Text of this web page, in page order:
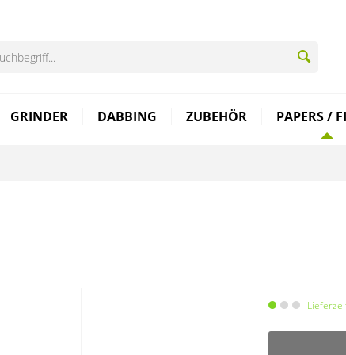
GRINDER DABBING ZUBEHÖR PAPERS /